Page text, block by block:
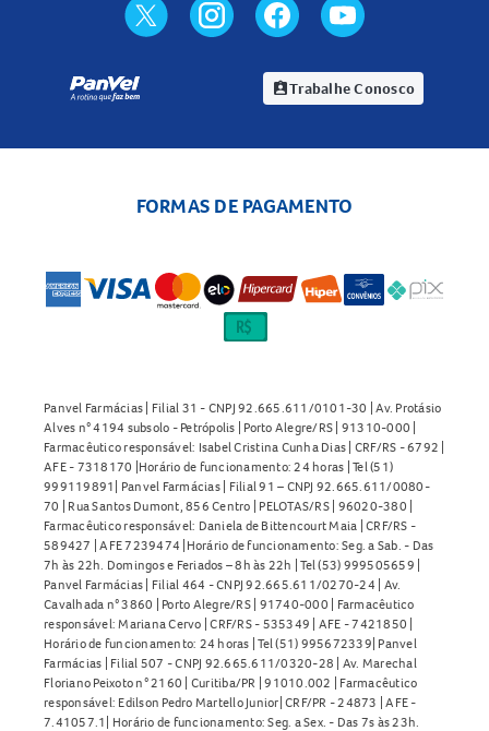
assignment_indTrabalhe Conosco
FORMAS DE PAGAMENTO
Panvel Farmácias | Filial 31 - CNPJ 92.665.611/0101-30 | Av. Protásio
Alves n° 4194 subsolo - Petrópolis | Porto Alegre/RS | 91310-000 |
Farmacêutico responsável: Isabel Cristina Cunha Dias | CRF/RS - 6792 |
AFE - 7318170 |Horário de funcionamento: 24 horas | Tel (51)
999119891| Panvel Farmácias | Filial 91 – CNPJ 92.665.611/0080-
70 | Rua Santos Dumont, 856 Centro | PELOTAS/RS | 96020-380 |
Farmacêutico responsável: Daniela de Bittencourt Maia | CRF/RS -
589427 | AFE 7239474 |Horário de funcionamento: Seg. a Sab. - Das
7h às 22h. Domingos e Feriados – 8h às 22h | Tel (53) 999505659 |
Panvel Farmácias | Filial 464 - CNPJ 92.665.611/0270-24 | Av.
Cavalhada n° 3860 | Porto Alegre/RS | 91740-000 | Farmacêutico
responsável: Mariana Cervo | CRF/RS - 535349 | AFE - 7421850 |
Horário de funcionamento: 24 horas | Tel (51) 995672339| Panvel
Farmácias | Filial 507 - CNPJ 92.665.611/0320-28 | Av. Marechal
Floriano Peixoto n° 2160 | Curitiba/PR | 91010.002 | Farmacêutico
responsável: Edilson Pedro Martello Junior| CRF/PR - 24873 | AFE -
7.41057.1| Horário de funcionamento: Seg. a Sex. - Das 7s às 23h.